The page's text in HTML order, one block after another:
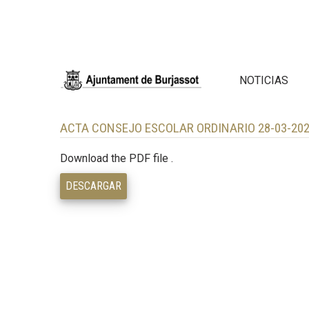
NOTICIAS
ACTA CONSEJO ESCOLAR ORDINARIO 28-03-
Download the PDF file .
DESCARGAR